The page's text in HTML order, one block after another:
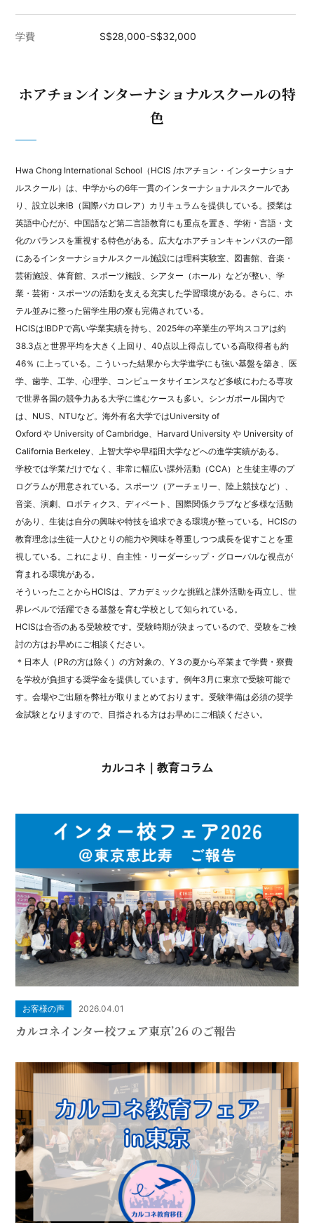
学費 S$28,000-S$32,000
ホアチョンインターナショナルスクールの特
色
Hwa Chong International School （HCIS /ホアチョン・インターナショナ
ルスクール）は、中学からの6年一貫のインターナショナルスクールであ
り、設立以来IB（国際バカロレア）カリキュラムを提供している。授業は
英語中心だが、中国語など第二言語教育にも重点を置き、学術・言語・文
化のバランスを重視する特色がある。広大なホアチョンキャンパスの一部
にあるインターナショナルスクール施設には理科実験室、図書館、音楽・
芸術施設、体育館、スポーツ施設、シアター（ホール）などが整い、学
業・芸術・スポーツの活動を支える充実した学習環境がある。さらに、ホ
テル並みに整った留学生用の寮も完備されている。
HCISはIBDPで高い学業実績を持ち、2025年の卒業生の平均スコアは約
38.3点と世界平均を大きく上回り、40点以上得点している高取得者も約
46％ に上っている。こういった結果から大学進学にも強い基盤を築き、医
学、歯学、工学、心理学、コンピュータサイエンスなど多岐にわたる専攻
で世界各国の競争力ある大学に進むケースも多い。シンガポール国内で
は、NUS、NTUなど。海外有名大学ではUniversity of
Oxford や University of Cambridge、 Harvard University や University of
California Berkeley、上智大学や早稲田大学などへの進学実績がある。
学校では学業だけでなく、非常に幅広い課外活動（CCA）と生徒主導のプ
ログラムが用意されている。スポーツ（アーチェリー、陸上競技など）、
音楽、演劇、ロボティクス、ディベート、国際関係クラブなど多様な活動
があり、生徒は自分の興味や特技を追求できる環境が整っている。HCISの
教育理念は生徒一人ひとりの能力や興味を尊重しつつ成長を促すことを重
視している。これにより、自主性・リーダーシップ・グローバルな視点が
育まれる環境がある。
そういったことからHCISは、アカデミックな挑戦と課外活動を両立し、世
界レベルで活躍できる基盤を育む学校として知られている。
HCISは合否のある受験校です。受験時期が決まっているので、受験をご検
討の方はお早めにご相談ください。
＊日本人（PRの方は除く）の方対象の、Y３の夏から卒業まで学費・寮費
を学校が負担する奨学金を提供しています。例年3月に東京で受験可能で
す。会場やご出願を弊社が取りまとめております。受験準備は必須の奨学
金試験となりますので、目指される方はお早めにご相談ください。
カルコネ｜教育コラム
お客様の声 2026.04.01
カルコネインター校フェア東京’26 のご報告